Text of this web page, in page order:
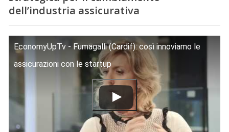
dell’industria assicurativa
EconomyUpTv - Fumagalli (Cardif): così innoviamo le
assicurazioni con le startup